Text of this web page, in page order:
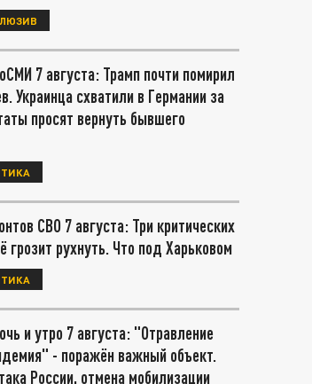
7 августа: Трамп почти помирил
Украинца схватили в Германии за
просят вернуть бывшего
СВО 7 августа: Три критических
грозит рухнуть. Что под Харьковом
и утро 7 августа: "Отравление
- поражён важный объект.
России, отмена мобилизации